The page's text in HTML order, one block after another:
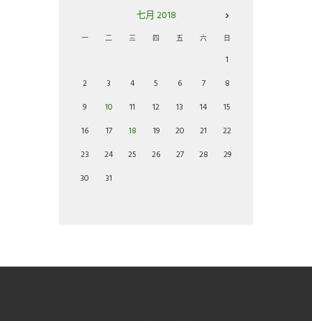
七月 2018
一 二 三 四 五 六 日
1
2
3 4 5 6 7
8
9
10 11 12 13 14
15
16
17 18 19 20 21
22
23
24 25 26 27 28
29
30
31